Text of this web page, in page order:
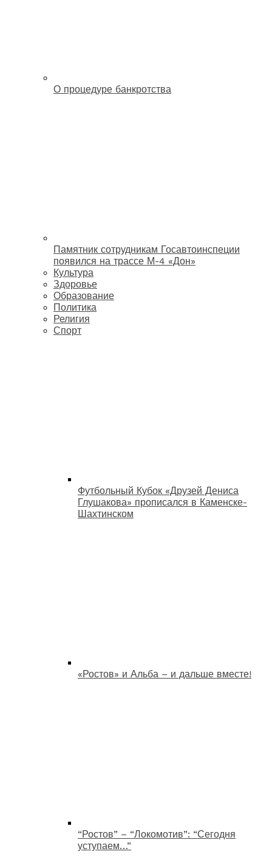
О процедуре банкротства
Памятник сотрудникам Госавтоинспеции
появился на трассе М-4 «Дон»
Культура
Здоровье
Образование
Политика
Религия
Спорт
Футбольный Кубок «Друзей Дениса
Глушакова» прописался в Каменске-
Шахтинском
«Ростов» и Альба – и дальше вместе!
“Ростов” – “Локомотив”: “Сегодня
уступаем…”